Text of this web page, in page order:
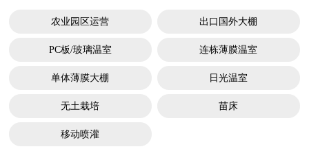
农业园区运营 出口国外大棚
PC板/玻璃温室 连栋薄膜温室
单体薄膜大棚 日光温室
无土栽培 苗床
移动喷灌